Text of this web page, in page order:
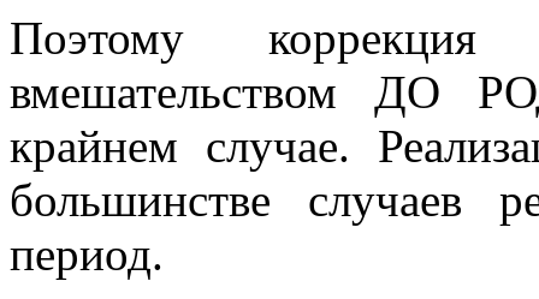
Поэтому
вмешательством ДО
крайнем случае.
большинстве случаев
период.